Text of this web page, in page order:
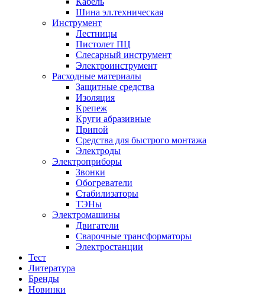
Шина эл.техническая
Инструмент
Лестницы
Пистолет ПЦ
Слесарный инструмент
Электроинструмент
Расходные материалы
Защитные средства
Изоляция
Крепеж
Круги абразивные
Припой
Средства для быстрого монтажа
Электроды
Электроприборы
Звонки
Обогреватели
Стабилизаторы
ТЭНы
Электромашины
Двигатели
Сварочные трансформаторы
Электростанции
Тест
Литература
Бренды
Новинки